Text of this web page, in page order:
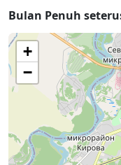
Bulan Penuh
+
−